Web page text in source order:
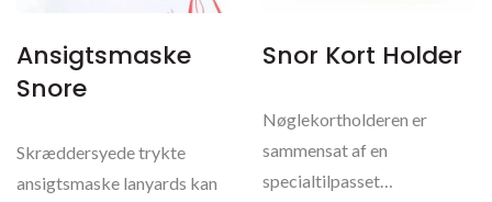
Ansigtsmaske
Snore
Skræddersyede trykte
ansigtsmaske lanyards kan
Snor Kort Holder
Nøglekortholderen er
sammensat af en
specialtilpasset